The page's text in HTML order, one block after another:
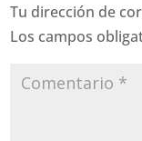
Tu dirección de
Los campos